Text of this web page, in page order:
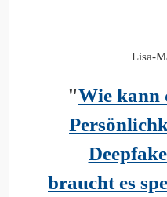
Lisa-
"Wie kann
braucht es